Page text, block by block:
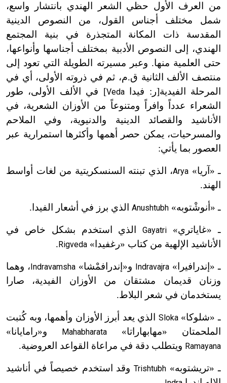
من العرف الأول حظي الشعر الهندي بانتشار واسع،
شمل مختلف أجناس القول، من النصوص الدينية
المقدسة ذات المكانة المتجذرة في بنية المجتمع
الهندي، إلى النصوص الأدبية بمختلف أجناسها وأنواعها،
حتى العلمية منها. وعبر مسيرته الطويلة التي تعود إلى
منتصف الألف الثانية ق.م، ثم في ذروته الأولى، أي في
المرحلة الفيدية[ر: فيداVeda] في الألف الأولى، طور
الشعراء عدداً وافراً ومتنوعاً من الأوزان الشعرية، في
الأناشيد والقصائد الدينية والدنيوية، وفي الملاحم
والمسرحيات، يمكن حصر أهمها وأكثرها استمرارية عبر
العصور بما يأتي:
ـ «آريا» Arya، الذي تبنته السنسكريتية من لغات أواسط
الهند.
ـ «أنوشْتوبه» Anushtubh الذي برز في أشعار الفيدا.
ـ «غاياتري» Gayatriالذي استخدم بشكل خاص في
الأناشيد الإلهية من كتاب «رغفيدا» Rigveda
.
ـ «إندرافيرا» Indravajra و«إندرافمْشا» Indravamsha ، وهما
وزنان قديمان مشتقان من الأوزان الفيدية، صارا
يستخدمان في شعر البلاط.
ـ «شلوكا»Sloka الذي يعد أبرز الأوزان وأهمها، وبه كُتبت
الملحمتان «مهابهاراتا» Mahabharata و«رامايانا»
Ramayana ويتطلب دقة في مراعاة القواعد العروضية.
ـ «تريشتوبه» Trishtubhوقد استخدم خصيصاً في أناشيد